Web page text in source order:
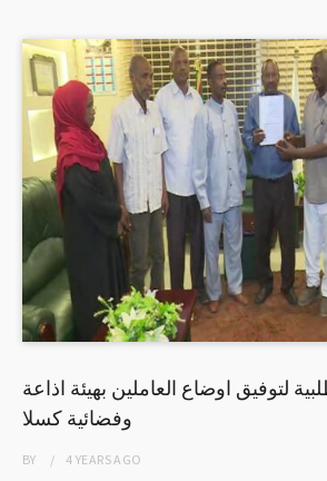
لتوفيق اوضاع العاملين بهيئة اذاعة
وفضائية كسلا
BY 4 YEARSAGO